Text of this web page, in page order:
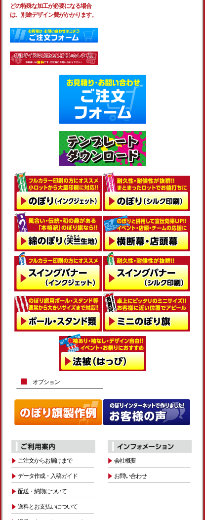
どの特殊な加工が必要になる場合
は、別途デザイン費がかかります。
オプション
ご注文からお届けまで
データ作成・入稿ガイド
配送・納期について
送料とお支払いについて
会社概要
お問い合わせ